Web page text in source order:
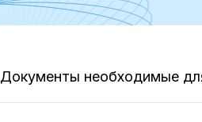
Документы необходимые